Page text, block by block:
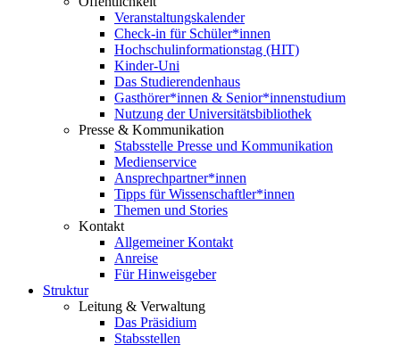
Veranstaltungskalender
Check-in für Schüler*innen
Hochschulinformationstag (HIT)
Kinder-Uni
Das Studierendenhaus
Gasthörer*innen & Senior*innenstudium
Nutzung der Universitätsbibliothek
Presse & Kommunikation
Stabsstelle Presse und Kommunikation
Medienservice
Ansprechpartner*innen
Tipps für Wissenschaftler*innen
Themen und Stories
Kontakt
Allgemeiner Kontakt
Anreise
Für Hinweisgeber
Struktur
Leitung & Verwaltung
Das Präsidium
Stabsstellen